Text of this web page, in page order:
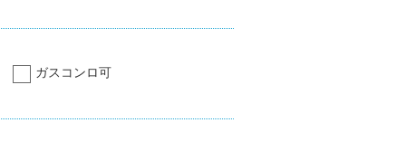
ガスコンロ可